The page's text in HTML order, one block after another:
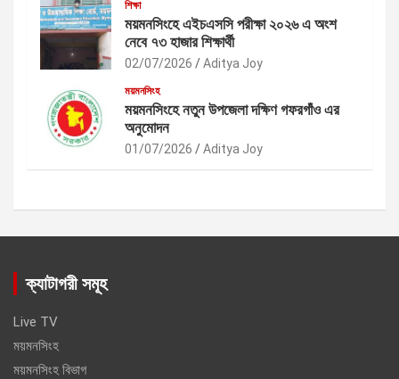
শিক্ষা
ময়মনসিংহে এইচএসসি পরীক্ষা ২০২৬ এ অংশ
নেবে ৭৩ হাজার শিক্ষার্থী
02/07/2026 Aditya Joy
ময়মনসিংহ
ময়মনসিংহে নতুন উপজেলা দক্ষিণ গফরগাঁও এর
অনুমোদন
01/07/2026 Aditya Joy
ক্যাটাগরী সমূহ
Live TV
ময়মনসিংহ
ময়মনসিংহ বিভাগ